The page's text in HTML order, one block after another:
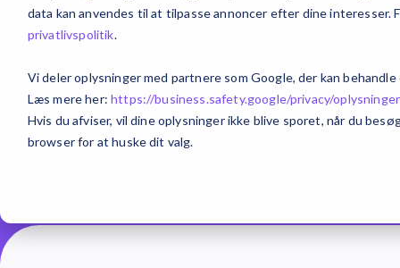
data kan anvendes til at tilpasse annoncer efter dine interesser.
privatlivspolitik.
Vi deler oplysninger med partnere som Google, der kan
Læs mere her:https://business.safety.google/privacy/oplysninger
Hvis du afviser, vil dine oplysninger ikke blive sporet, når du
browser for at huske dit valg.
Du kan få
I